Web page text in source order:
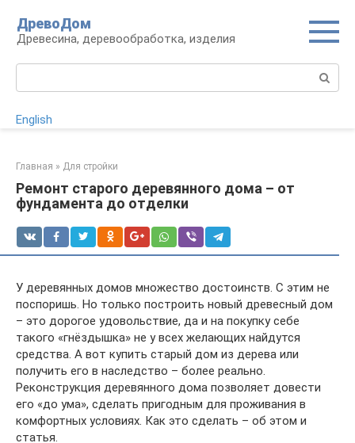
контенту
ДревоДом
Древесина, деревообработка, изделия
English
Главная » Для стройки
Ремонт старого деревянного дома – от
фундамента до отделки
У деревянных домов множество достоинств. С этим не
поспоришь. Но только построить новый древесный дом
– это дорогое удовольствие, да и на покупку себе
такого «гнёздышка» не у всех желающих найдутся
средства. А вот купить старый дом из дерева или
получить его в наследство – более реально.
Реконструкция деревянного дома позволяет довести
его «до ума», сделать пригодным для проживания в
комфортных условиях. Как это сделать – об этом и
статья.